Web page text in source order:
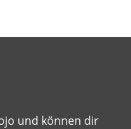
und können dir